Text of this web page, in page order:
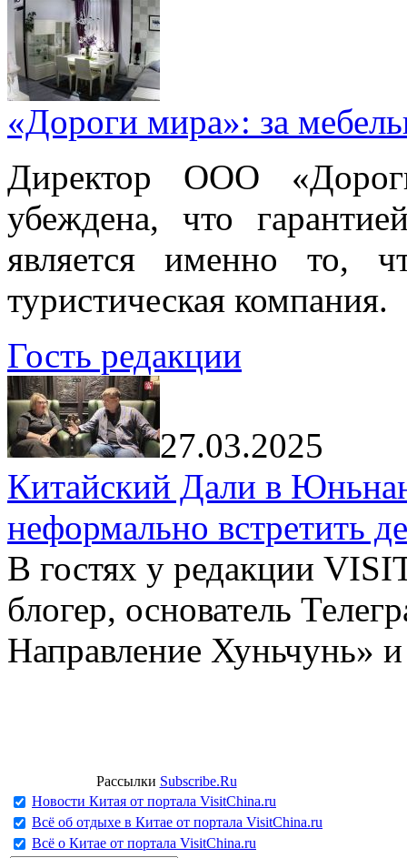
«Дороги мира»: за
Директор ООО
убеждена, что
является именно то,
туристическая компания.
Гость редакции
27.03.2025
Китайский Дали в
неформально встретить
В гостях у редакции
блогер, основатель
Направление Хуньчунь»
Рассылки Subscribe.Ru
Новости Китая от портала VisitChina.ru
Всё об отдыхе в Китае от портала VisitChina.ru
Всё о Китае от портала VisitChina.ru